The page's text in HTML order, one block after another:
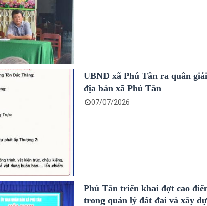
UBND xã Phú Tân ra quân
địa bàn xã Phú Tân
07/07/2026
Phú Tân triển khai đợt cao
trong quản lý đất đai và xây